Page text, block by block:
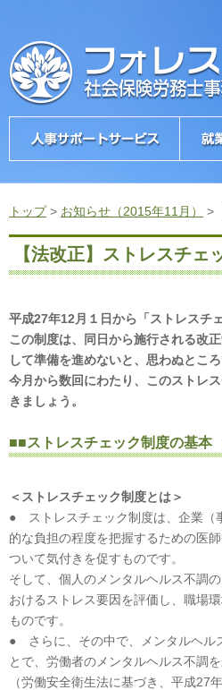
トップ> お知らせ（2015年11月） >
【法改正】ストレスチ
平成27年12月１日から「ストレスチ
この制度は、同日から施行される改
して準備を進めないと、思わぬとこ
今月から数回にわたり、このストレ
きましょう。
■■ストレスチェック制度の基
＜ストレスチェック制度とは＞
● ストレスチェック制度は、企業（
的な負担の程度を把握するための医
ついて気付きを促すものです。
そして、個人のメンタルヘルス不調
おけるストレス要因を評価し、職場
ものです。
● さらに、その中で、メンタルヘル
とで、労働者のメンタルヘルス不調
（労働安全衛生法に基づき、平成27